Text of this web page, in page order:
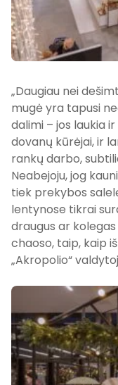
„Daugiau nei
mugė yra tapusi
dalimi – jos laukia
dovanų kūrėjai, ir
rankų darbo,
Neabejoju, jog
tiek prekybos
lentynose tikrai
draugus ar
chaoso, taip, kaip
„Akropolio“